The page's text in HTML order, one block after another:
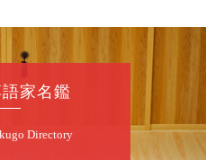
信あり
語家名鑑
Directory